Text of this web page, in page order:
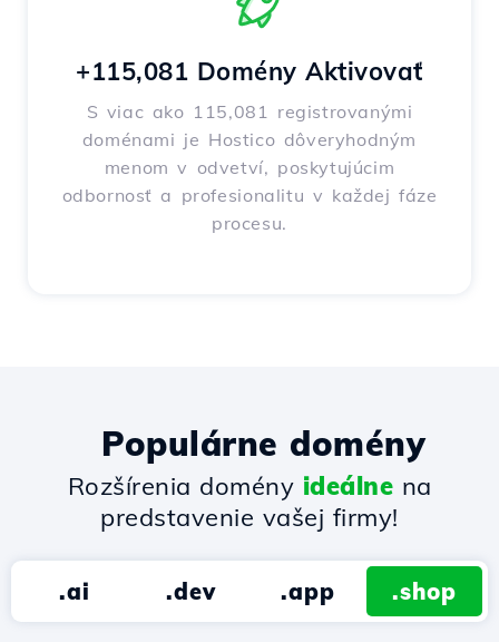
+115,081 Domény Aktivovať
S viac ako 115,081 registrovanými
doménami je Hostico dôveryhodným
menom v odvetví, poskytujúcim
odbornosť a profesionalitu v každej fáze
procesu.
Populárne domény
Rozšírenia domény ideálne na
predstavenie vašej firmy!
.ai .dev .app .shop